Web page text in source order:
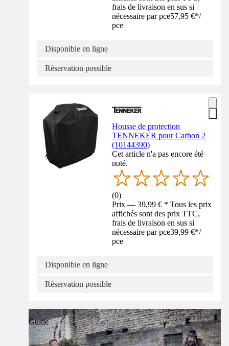
frais de livraison en sus si
nécessaire par pce57,95 €*/
pce
Disponible en ligne
Réservation possible
Housse de protection
TENNEKER pour Carbon 2
(10144390)
Cet article n'a pas encore été
noté.
(0)
Prix — 39,99 € * Tous les prix
affichés sont des prix TTC,
frais de livraison en sus si
nécessaire par pce39,99 €*/
pce
Disponible en ligne
Réservation possible
Guide